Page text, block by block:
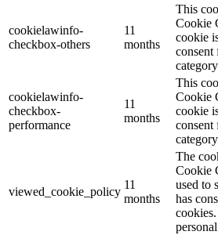
cookielawinfo-
checkbox-others
11
months
This
Cookie
cookie
consent
cookielawinfo-
checkbox-
performance
11
months
This
Cookie
cookie
consent
viewed_cookie_policy
11
months
The
Cookie
used to
has